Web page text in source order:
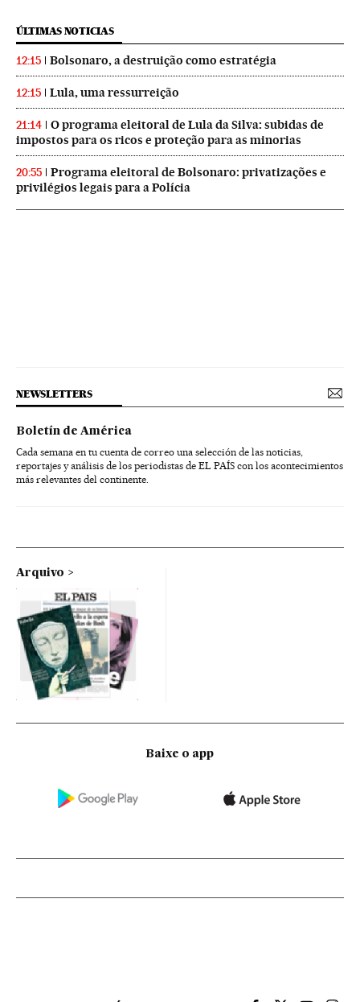
ÚLTIMAS NOTICIAS
12:15 Bolsonaro, a destruição como estratégia
12:15 Lula, uma ressurreição
21:14
O programa eleitoral de Lula da Silva: subidas de
impostos para os ricos e proteção para as minorias
20:55
Programa eleitoral de Bolsonaro: privatizações e
privilégios legais para a Polícia
NEWSLETTERS
Boletín de América
Cada semana en tu cuenta de correo una selección de las noticias,
reportajes y análisis de los periodistas de EL PAÍS con los acontecimientos
más relevantes del continente.
Arquivo
Baixe o app